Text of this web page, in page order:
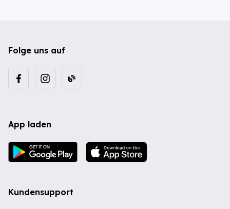
Folge uns auf
App laden
Kundensupport